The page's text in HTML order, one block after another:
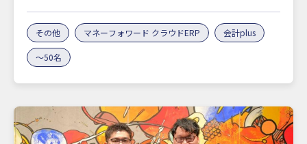
その他 マネーフォワード クラウドERP 会計plus
〜50名